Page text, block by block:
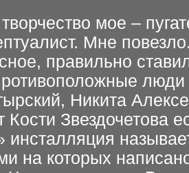
мое –
Мне
правильно
Никита
Кости Звездочетова
инсталляция
на которых